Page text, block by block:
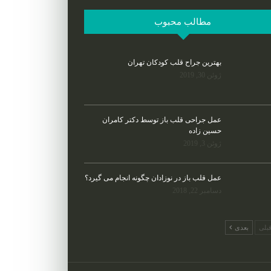
مطالب محبوب
بهترین جراح قلب کودکان تهران
عمل جراحی قلب باز توسط دکتر کامران
حسین زاده
عمل قلب باز در نوزادان چگونه انجام می گیرد؟
بعدی